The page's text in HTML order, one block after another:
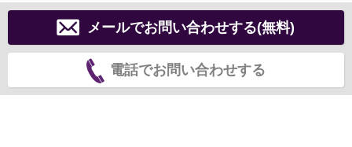
メールでお問い合わせする(無料)
電話でお問い合わせする